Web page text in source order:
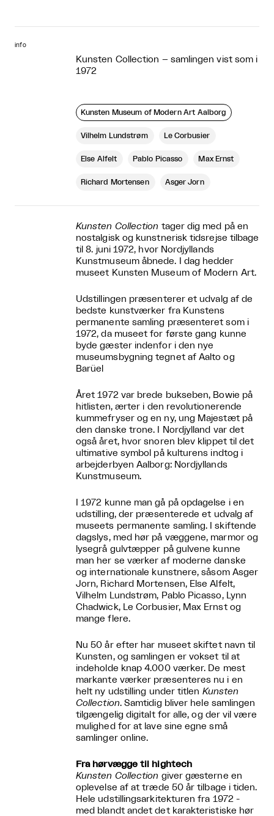
info
Kunsten Collection – samlingen vist som i
1972
Kunsten Museum of Modern Art Aalborg
Vilhelm Lundstrøm Le Corbusier
Else Alfelt Pablo Picasso Max Ernst
Richard Mortensen Asger Jorn
Kunsten Collection tager dig med på en
nostalgisk og kunstnerisk tidsrejse tilbage
til 8. juni 1972, hvor Nordjyllands
Kunstmuseum åbnede. I dag hedder
museet Kunsten Museum of Modern Art.
Udstillingen præsenterer et udvalg af de
bedste kunstværker fra Kunstens
permanente samling præsenteret som i
1972, da museet for første gang kunne
byde gæster indenfor i den nye
museumsbygning tegnet af Aalto og
Barüel
Året 1972 var brede bukseben, Bowie på
hitlisten, ærter i den revolutionerende
kummefryser og en ny, ung Majestæt på
den danske trone. I Nordjylland var det
også året, hvor snoren blev klippet til det
ultimative symbol på kulturens indtog i
arbejderbyen Aalborg: Nordjyllands
Kunstmuseum.
I 1972 kunne man gå på opdagelse i en
udstilling, der præsenterede et udvalg af
museets permanente samling. I skiftende
dagslys, med hør på væggene, marmor og
lysegrå gulvtæpper på gulvene kunne
man her se værker af moderne danske
og internationale kunstnere, såsom Asger
Jorn, Richard Mortensen, Else Alfelt,
Vilhelm Lundstrøm, Pablo Picasso, Lynn
Chadwick, Le Corbusier, Max Ernst og
mange flere.
Nu 50 år efter har museet skiftet navn til
Kunsten, og samlingen er vokset til at
indeholde knap 4.000 værker. De mest
markante værker præsenteres nu i en
helt ny udstilling under titlen Kunsten
Collection. Samtidig bliver hele samlingen
tilgængelig digitalt for alle, og der vil være
mulighed for at lave sine egne små
samlinger online.
Fra hørvægge til hightech
Kunsten Collection giver gæsterne en
oplevelse af at træde 50 år tilbage i tiden.
Hele udstillingsarkitekturen fra 1972 -
med blandt andet det karakteristiske hør